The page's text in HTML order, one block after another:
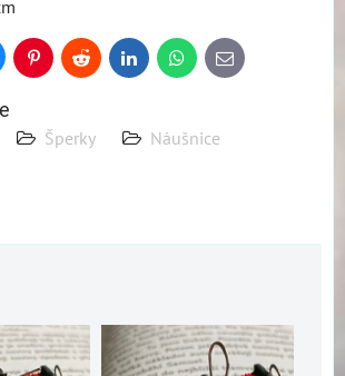
PinterestReddit LinkedInWhatsApp
E-
mail
Šperky
Náušnice